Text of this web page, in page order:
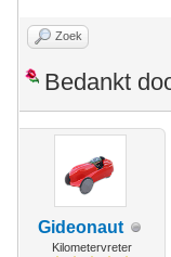
Zoek
Bedankt
Gideonaut
Kilometervreter